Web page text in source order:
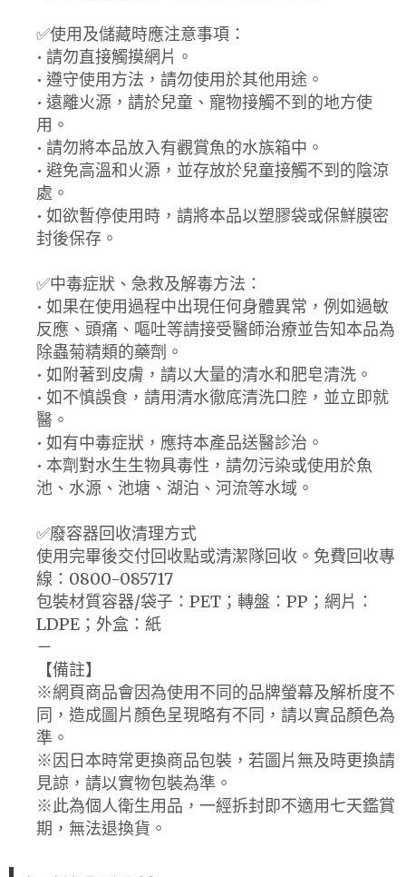
✅使用及儲藏時應注意事項：
• 請勿直接觸摸網片。
• 遵守使用方法，請勿使用於其他用途。
• 遠離火源，請於兒童、寵物接觸不到的地方使
用。
• 請勿將本品放入有觀賞魚的水族箱中。
• 避免高溫和火源，並存放於兒童接觸不到的陰涼
處。
• 如欲暫停使用時，請將本品以塑膠袋或保鮮膜密
封後保存。
✅中毒症狀、急救及解毒方法：
• 如果在使用過程中出現任何身體異常，例如過敏
反應、頭痛、嘔吐等請接受醫師治療並告知本品為
除蟲菊精類的藥劑。
• 如附著到皮膚，請以大量的清水和肥皂清洗。
• 如不慎誤食，請用清水徹底清洗口腔，並立即就
醫。
• 如有中毒症狀，應持本產品送醫診治。
• 本劑對水生生物具毒性，請勿污染或使用於魚
池、水源、池塘、湖泊、河流等水域。
✅廢容器回收清理方式
使用完畢後交付回收點或清潔隊回收。免費回收專
線：0800-085717
包裝材質容器/袋子：PET；轉盤：PP；網片：
LDPE；外盒：紙
－
【備註】
※網頁商品會因為使用不同的品牌螢幕及解析度不
同，造成圖片顏色呈現略有不同，請以實品顏色為
準。
※因日本時常更換商品包裝，若圖片無及時更換請
見諒，請以實物包裝為準。
※此為個人衛生用品，一經拆封即不適用七天鑑賞
期，無法退換貨。